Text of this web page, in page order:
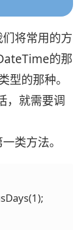
将常用的方
的那
的那种。
，就需要调
类方法。